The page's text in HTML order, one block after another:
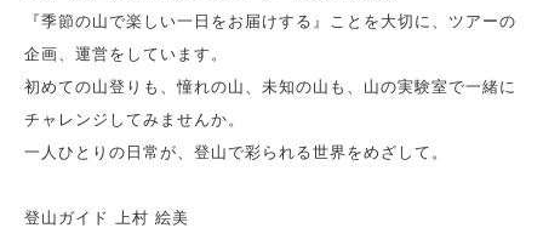
『季節の山で楽しい一日をお届けする』ことを大切に、 ツアーの
企画、運営をしています。
初めての山登りも、憧れの山、未知の山も、山の実験室で一緒に
チャレンジしてみませんか。
一人ひとりの日常が、 登山で彩られる世界をめざして。
登山ガイド 上村 絵美